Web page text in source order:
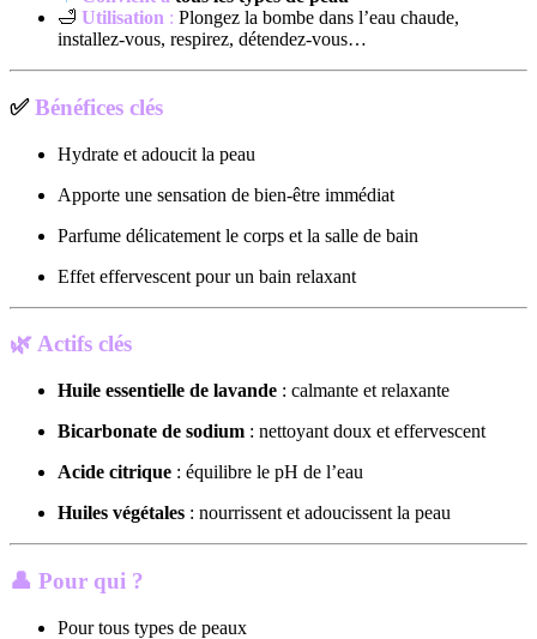
🛁 Utilisation : Plongez la bombe dans l’eau chaude,
installez-vous, respirez, détendez-vous…
✅Bénéfices clés
Hydrate et adoucit la peau
Apporte une sensation de bien-être immédiat
Parfume délicatement le corps et la salle de bain
Effet effervescent pour un bain relaxant
🌿Actifs clés
Huile essentielle de lavande : calmante et relaxante
Bicarbonate de sodium : nettoyant doux et effervescent
Acide citrique : équilibre le pH de l’eau
Huiles végétales : nourrissent et adoucissent la peau
👤 Pour qui ?
Pour tous types de peaux